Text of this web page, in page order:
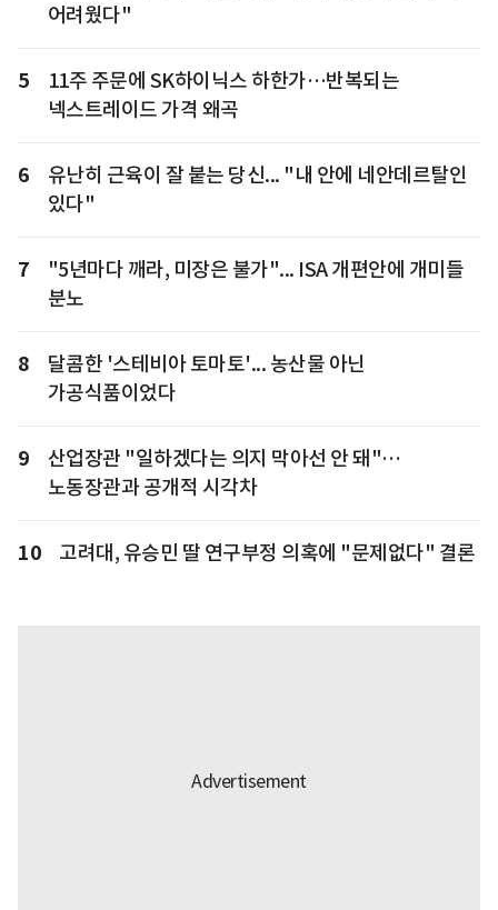
어려웠다"
5
11주 주문에 SK하이닉스 하한가…반복되는
넥스트레이드 가격 왜곡
6
유난히 근육이 잘 붙는 당신... "내 안에 네안데르탈인
있다"
7
"5년마다 깨라, 미장은 불가"... ISA 개편안에 개미들
분노
8
달콤한 '스테비아 토마토'... 농산물 아닌
가공식품이었다
9
산업장관 "일하겠다는 의지 막아선 안 돼"…
노동장관과 공개적 시각차
10 고려대, 유승민 딸 연구부정 의혹에 "문제없다" 결론